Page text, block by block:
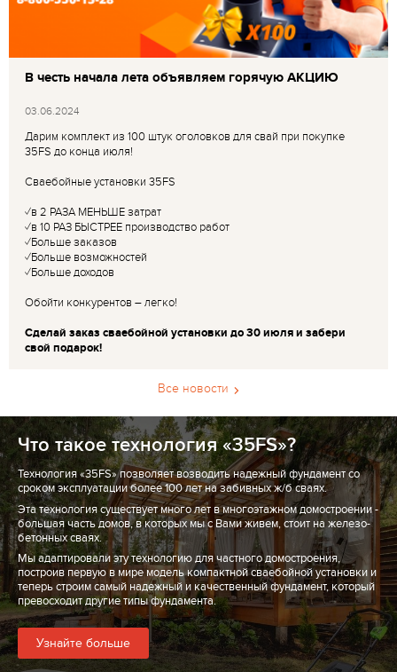
В честь начала лета объявляем горячую АКЦИЮ
03.06.2024
Дарим комплект из 100 штук оголовков для свай при покупке
35FS до конца июля!
Сваебойные установки 35FS
✓в 2 РАЗА МЕНЬШЕ затрат
✓в 10 РАЗ БЫСТРЕЕ производство работ
✓Больше заказов
✓Больше возможностей
✓Больше доходов
Обойти конкурентов – легко!
Сделай заказ сваебойной установки до 30 июля и забери
свой подарок!
Все новости
Что такое технология «35FS»?
Технология «35FS» позволяет возводить надежный фундамент со
сроком эксплуатации более 100 лет на забивных ж/б сваях.
Эта технология существует много лет в многоэтажном домостроении -
большая часть домов, в которых мы с Вами живем, стоит на железо-
бетонных сваях.
Мы адаптировали эту технологию для частного домостроения,
построив первую в мире модель компактной сваебойной установки и
теперь строим самый надежный и качественный фундамент, который
превосходит другие типы фундамента.
Узнайте больше